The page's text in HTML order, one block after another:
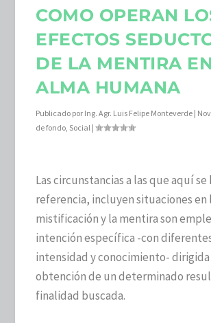
COMO OPERAN
EFECTOS
DE LA MENTIRA
ALMA HUMANA
Publicado por Ing. Agr. Luis Felipe Monteverde |
de fondo Social |
Las circunstancias a las que aquí se
referencia, incluyen situaciones en
mistificación y la mentira son
intención específica -con
intensidad y conocimiento- dirigida
obtención de un determinado
finalidad buscada.